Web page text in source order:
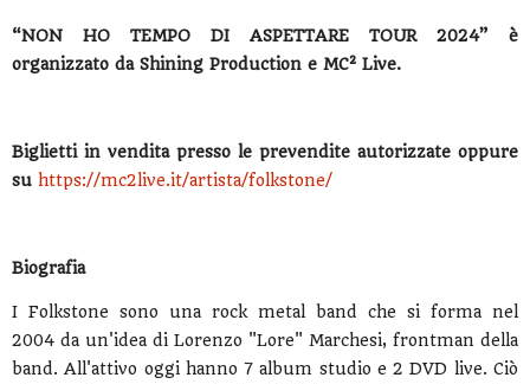
“NON HO TEMPO DI ASPETTARE TOUR 2024” è
organizzato da Shining Production e MC² Live.
Biglietti in vendita presso le prevendite autorizzate oppure
su https://mc2live.it/artista/folkstone/
Biografia
I Folkstone sono una rock metal band che si forma nel
2004 da un'idea di Lorenzo "Lore" Marchesi, frontman della
band. All'attivo oggi hanno 7 album studio e 2 DVD live. Ciò